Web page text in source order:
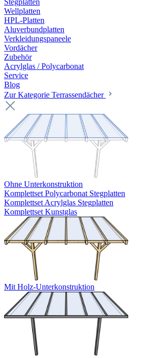
Stegplatten
Wellplatten
HPL-Platten
Aluverbundplatten
Verkleidungspaneele
Vordächer
Zubehör
Acrylglas / Polycarbonat
Service
Blog
Zur Kategorie Terrassendächer
Ohne Unterkonstruktion
Komplettset Polycarbonat Stegplatten
Komplettset Acrylglas Stegplatten
Komplettset Kunstglas
Mit Holz-Unterkonstruktion